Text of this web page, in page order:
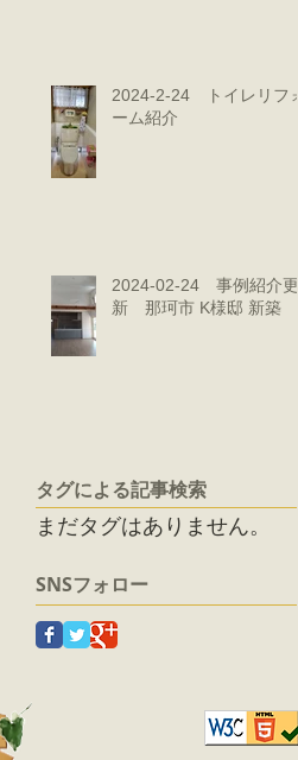
2024-2-24 トイレリフォ
ーム紹介
2024-02-24 事例紹介更
新 那珂市 K様邸 新築
タグによる記事検索
まだタグはありません。
SNSフォロー